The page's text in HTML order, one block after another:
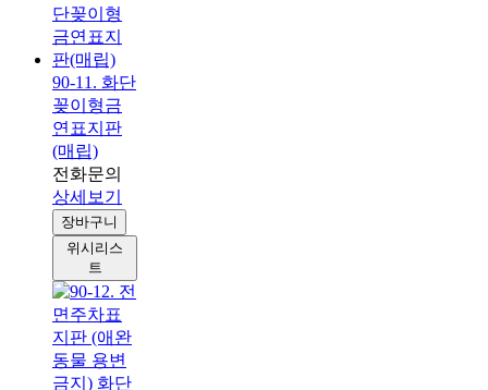
90-11. 화단
꽂이형금
연표지판
(매립)
전화문의
상세보기
장바구니
위시리스
트